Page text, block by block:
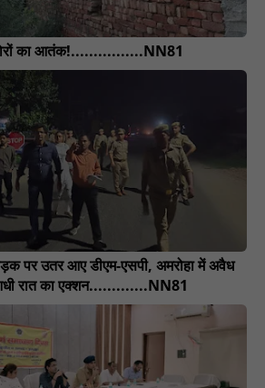
का आतंक!................NN81
पर उतर आए डीएम-एसपी, अमरोहा में अवैध
रात का एक्शन.............NN81